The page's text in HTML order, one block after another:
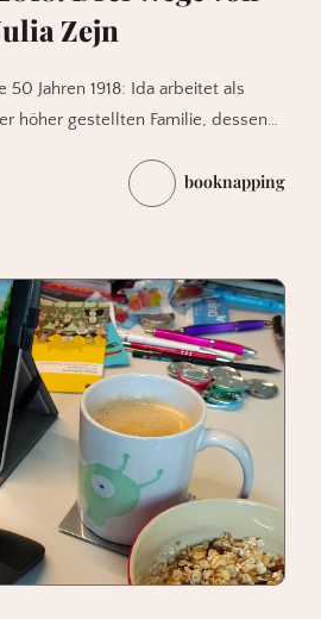
Zejn
50 Jahren 1918: Ida arbeitet als
höher gestellten Familie, dessen…
booknapping